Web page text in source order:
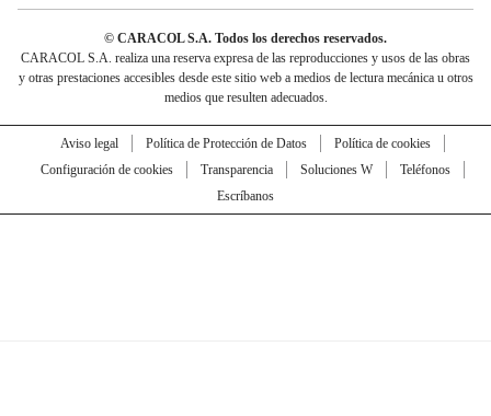
© CARACOL S.A. Todos los derechos reservados.
CARACOL S.A. realiza una reserva expresa de las reproducciones y usos de las obras
y otras prestaciones accesibles desde este sitio web a medios de lectura mecánica u otros
medios que resulten adecuados.
Aviso legal Política de Protección de Datos
Política de cookies
Configuración de cookies
Transparencia Soluciones W
Teléfonos
Escríbanos